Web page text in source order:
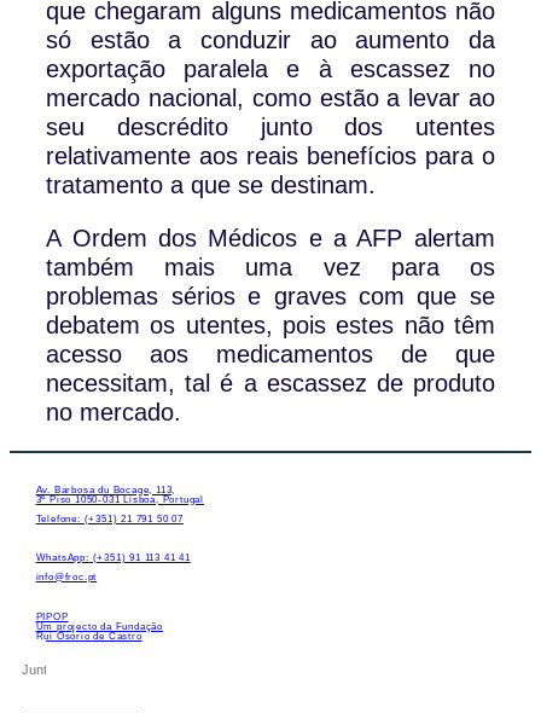
que chegaram alguns medicamentos não
só estão a conduzir ao aumento da
exportação paralela e à escassez no
mercado nacional, como estão a levar ao
seu descrédito junto dos utentes
relativamente aos reais benefícios para o
tratamento a que se destinam.
A Ordem dos Médicos e a AFP alertam
também mais uma vez para os
problemas sérios e graves com que se
debatem os utentes, pois estes não têm
acesso aos medicamentos de que
necessitam, tal é a escassez de produto
no mercado.
Av. Barbosa du Bocage, 113,
3º Piso 1050-031 Lisboa, Portugal
Telefone: (+351) 21 791 50 07
WhatsApp: (+351) 91 113 41 41
info@froc.pt
PIPOP
Um projecto da Fundação
Rui Osório de Castro